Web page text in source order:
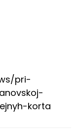
pri-
korta